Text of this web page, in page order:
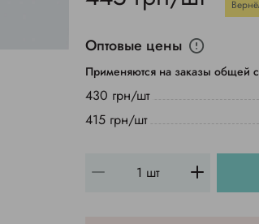
Оптовые цены
Применяются на заказы общей
430 грн/шт
415 грн/шт